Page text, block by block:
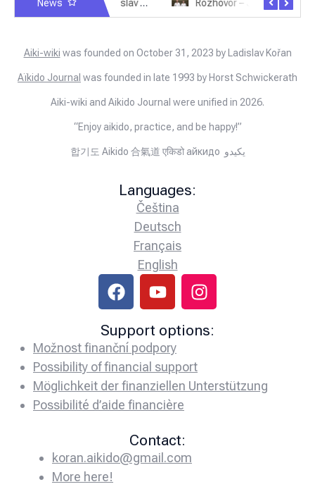
News Rozhovor – Joël Roche – 12.4.2025 – Praha, Karlín
Aiki-wiki was founded on October 31, 2023 by Ladislav Kořan
Aïkido Journal was founded in late 1993 by Horst Schwickerath
Aiki-wiki and Aikido Journal were unified in 2026.
“Enjoy aikido, practice, and be happy!”
합기도 Aikido 合氣道 एकिडो айкидо يكيدو
Languages:
Čeština
Deutsch
Français
English
Support options:
Možnost finanční podpory
Possibility of financial support
Möglichkeit der finanziellen Unterstützung
Possibilité d’aide financière
Contact:
koran.aikido@gmail.com
More here!